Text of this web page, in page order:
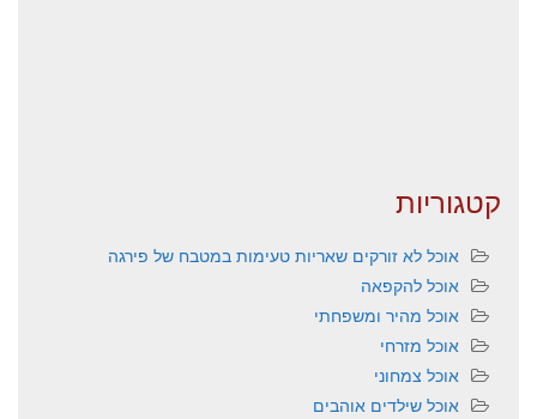
קטגוריות
אוכל לא זורקים שאריות טעימות במטבח של פירגה
אוכל להקפאה
אוכל מהיר ומשפחתי
אוכל מזרחי
אוכל צמחוני
אוכל שילדים אוהבים